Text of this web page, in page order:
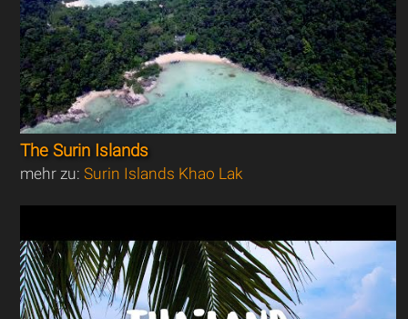
The Surin Islands
mehr zu:Surin Islands Khao Lak